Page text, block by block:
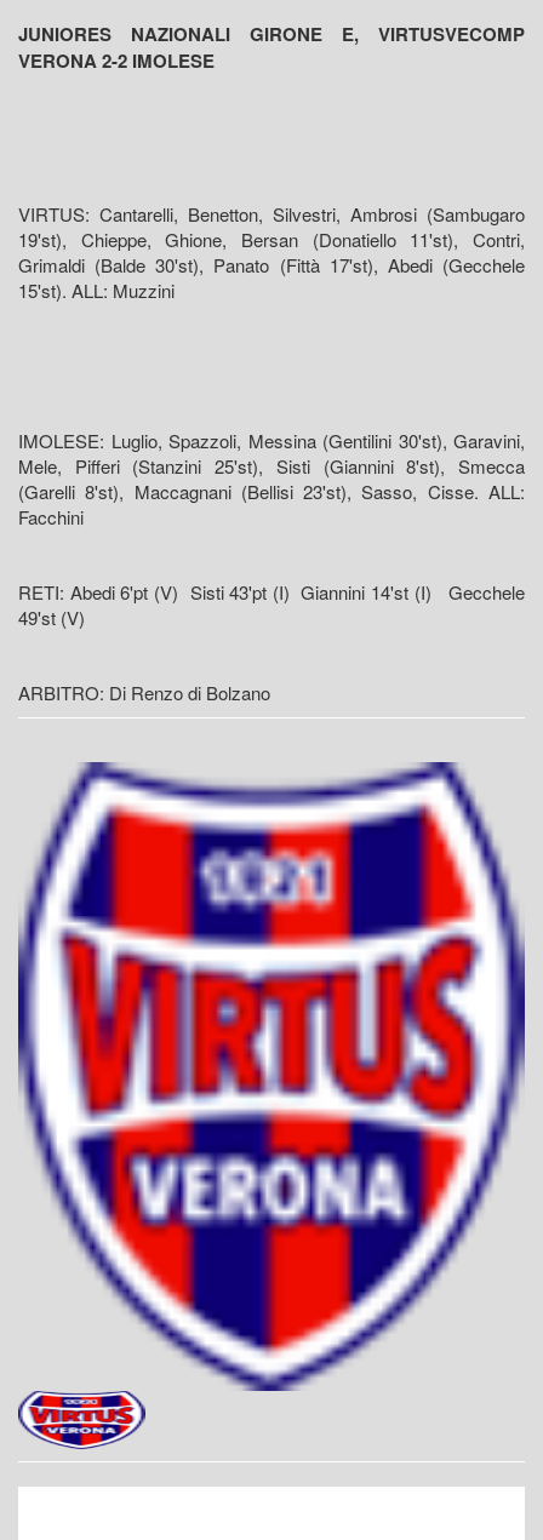
JUNIORES NAZIONALI GIRONE E, VIRTUSVECOMP
VERONA 2-2 IMOLESE
VIRTUS: Cantarelli, Benetton, Silvestri, Ambrosi (Sambugaro
19'st), Chieppe, Ghione, Bersan (Donatiello 11'st), Contri,
Grimaldi (Balde 30'st), Panato (Fittà 17'st), Abedi (Gecchele
15'st). ALL: Muzzini
IMOLESE: Luglio, Spazzoli, Messina (Gentilini 30'st), Garavini,
Mele, Pifferi (Stanzini 25'st), Sisti (Giannini 8'st), Smecca
(Garelli 8'st), Maccagnani (Bellisi 23'st), Sasso, Cisse. ALL:
Facchini
RETI: Abedi 6'pt (V) Sisti 43'pt (I) Giannini 14'st (I) Gecchele
49'st (V)
ARBITRO: Di Renzo di Bolzano